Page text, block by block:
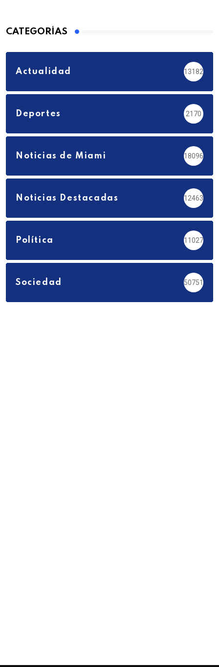
CATEGORÍAS
Actualidad 13182
Deportes 2170
Noticias de Miami 18096
Noticias Destacadas 12463
Política 11027
Sociedad 50751